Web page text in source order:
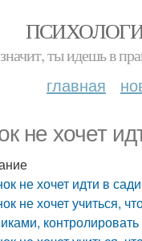
ты идешь в
главная
не хочет
не хочет идти в
не хочет учиться,